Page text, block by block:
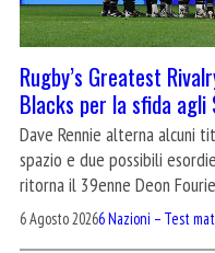
Rugby’s Greatest
Blacks per la sfida agli
Dave Rennie alterna alcuni
spazio e due possibili
ritorna il 39enne Deon Fourie
6 Agosto 20266 Nazioni – Test